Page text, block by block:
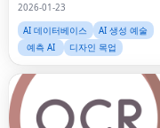
2026-01-23
AI 데이터베이스
AI 생성 예술
예측 AI
디자인 목업